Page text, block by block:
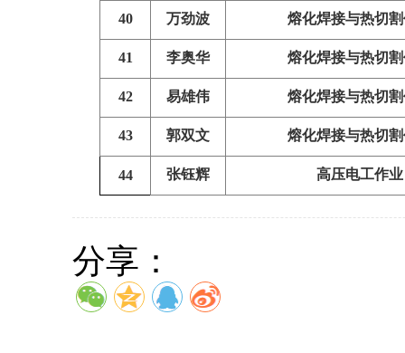
40 万劲波 熔化焊接与热切
41 李奥华 熔化焊接与热切
42 易雄伟 熔化焊接与热切
43 郭双文 熔化焊接与热切
44 张钰辉 高压电工作业
分享：